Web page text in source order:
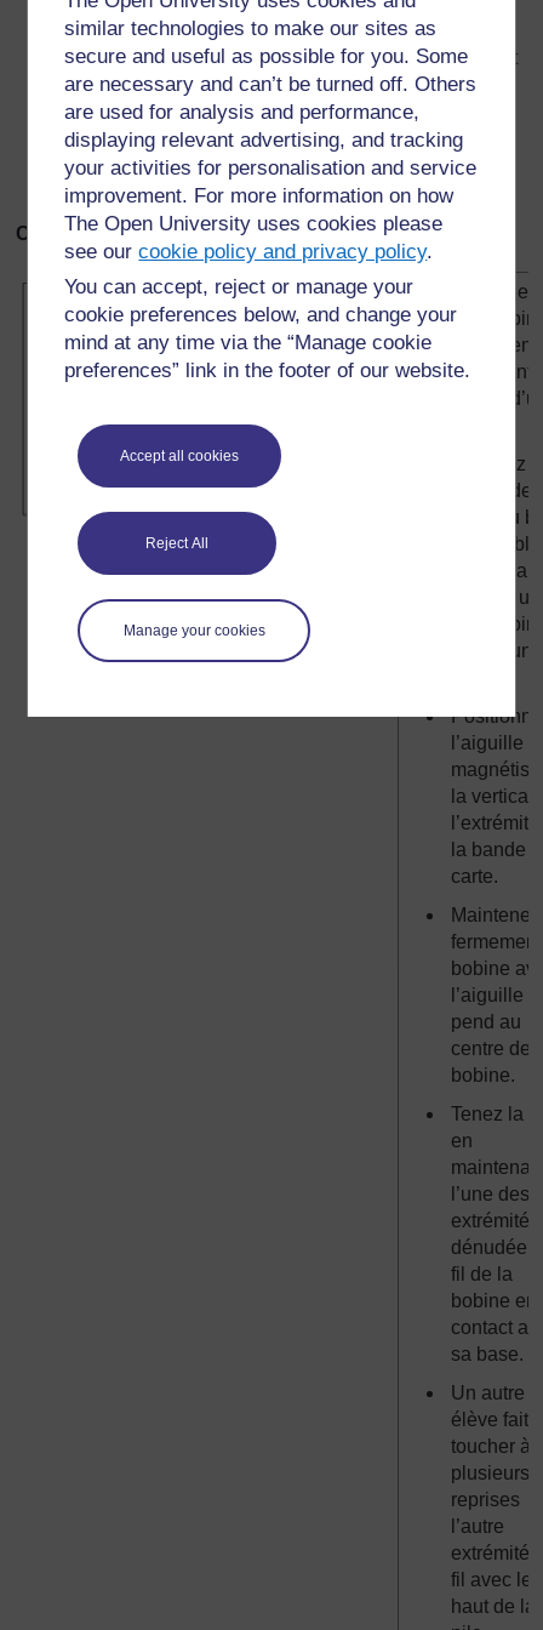
similar technologies to make our sites as
secure and useful as possible for you. Some
are necessary and can’t be turned off. Others
are used for analysis and performance,
displaying relevant advertising, and tracking
your activities for personalisation and service
improvement. For more information on how
The Open University uses cookies please
see ourcookie policy and privacy policy.
You can accept, reject or manage your
cookie preferences below, and change your
mind at any time via the “Manage cookie
preferences” link in the footer of our website.
Accept all cookies
Reject All
Manage your cookies
certain temps le long d’un
aimant puissant.
électrique
récupéré
dans un jouet
ou un lecteur
de cassette
cassé.
une punaise
Ce que vous faites :
Fabriquez
une
serrée en
entourant
autour
Attachez
bande de
carte au
de la
du bureau
comme un
plongeoir
bord d’une
l’aiguille
la
la bande
carte.
Maintenez
bobine
l’aiguille
pend au
centre de
bobine.
Tenez la
en
l’une des
extrémités
dénudée
fil de la
bobine en
contact
sa base.
Un autre
élève fait
toucher à
plusieurs
reprises
l’autre
extrémité
fil avec le
haut de la